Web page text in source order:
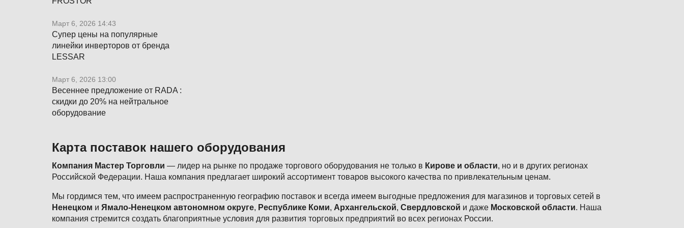
Март 6, 2026 14:43
Супер цены на популярные
линейки инверторов от бренда
LESSAR
Март 6, 2026 13:00
Весеннее предложение от RADA :
скидки до 20% на нейтральное
оборудование
Карта поставок нашего оборудования
Компания Мастер Торговли — лидер на рынке по продаже торгового оборудования не только в Кирове и области, но и в других регионах
Российской Федерации. Наша компания предлагает широкий ассортимент товаров высокого качества по привлекательным ценам.
Мы гордимся тем, что имеем распространенную географию поставок и всегда имеем выгодные предложения для магазинов и торговых сетей в
Ненецком и Ямало-Ненецком автономном округе, Республике Коми, Архангельской, Свердловской и даже Московской области. Наша
компания стремится создать благоприятные условия для развития торговых предприятий во всех регионах России.